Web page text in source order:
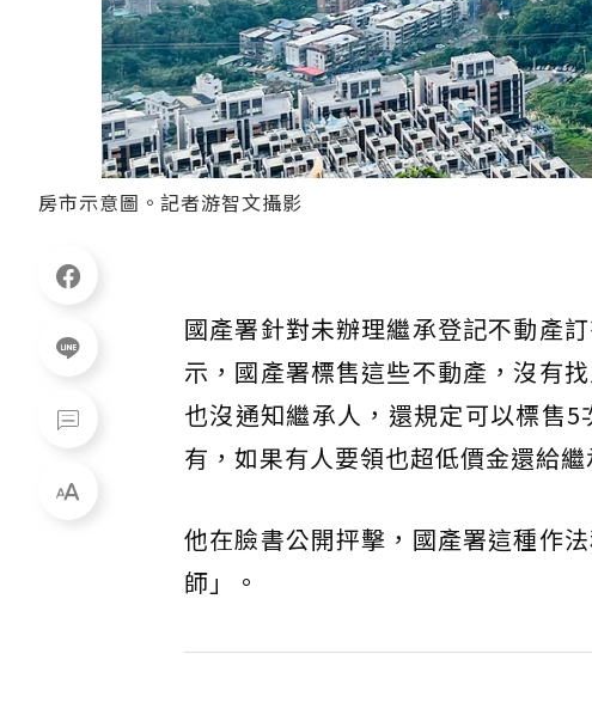
房市示意圖。記者游智文攝影
國產署針對未辦理繼承登記不動產
示，國產署標售這些不動產，沒有
也沒通知繼承人，還規定可以標售
有，如果有人要領也超低價金還給繼
他在臉書公開抨擊，國產署這種作
師」。